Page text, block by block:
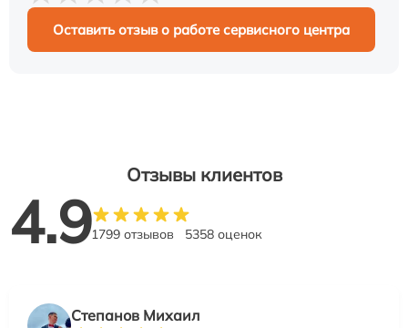
Оставить отзыв о работе сервисного центра
Отзывы клиентов
4.91799 отзывов 5358 оценок
Степанов Михаил